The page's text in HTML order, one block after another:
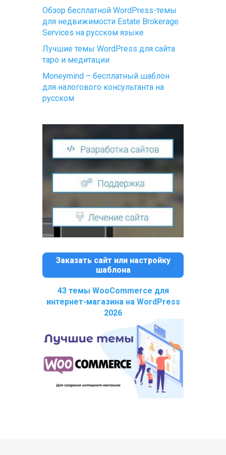
Обзор бесплатной WordPress-темы
для недвижимости Estate Brokerage
Services на русском языке
Лучшие темы WordPress для сайта
таро и медитации
Moneymind – бесплатный шаблон
для налогового консультанта на
русском
Заказать сайт или настройку
шаблона
43 темы WooCommerce для
интернет-магазина на WordPress
2026